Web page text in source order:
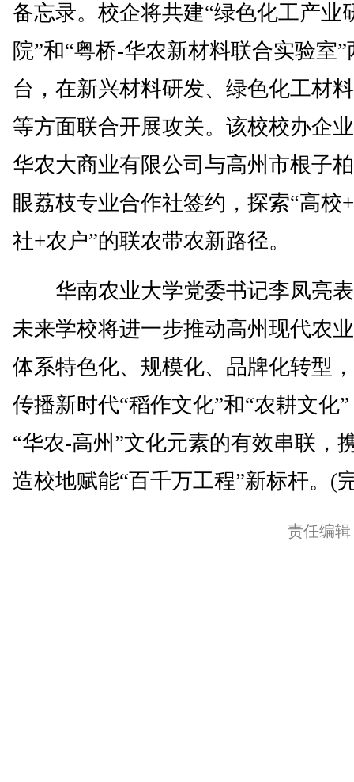
备忘录。校企将共建“绿色化工产业
院”和“粤桥-华农新材料联合实验室”
台，在新兴材料研发、绿色化工材
等方面联合开展攻关。该校校办企
华农大商业有限公司与高州市根子
眼荔枝专业合作社签约，探索“高校
社+农户”的联农带农新路径。
华南农业大学党委书记李凤亮
未来学校将进一步推动高州现代农
体系特色化、规模化、品牌化转型
传播新时代“稻作文化”和“农耕文化
“华农-高州”文化元素的有效串联，
造校地赋能“百千万工程”新标杆。(
责任编